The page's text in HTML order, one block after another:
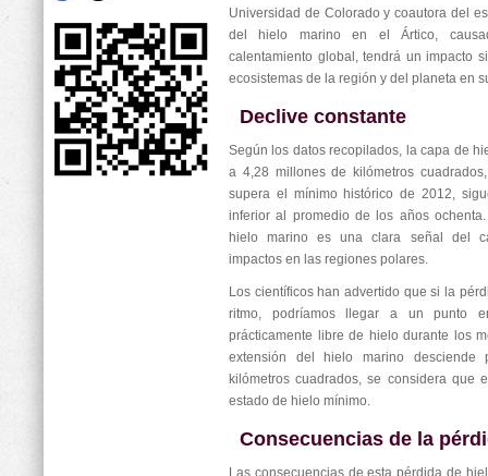
Universidad de Colorado y coautora del
del hielo marino en el Ártico,
calentamiento global, tendrá un impacto
ecosistemas de la región y del planeta en
Declive constante
Según los datos recopilados, la capa de
a 4,28 millones de kilómetros
supera el mínimo histórico de 2012,
inferior al promedio de los años
hielo marino es una clara señal del
impactos en las regiones polares.
Los científicos han advertido que si la
ritmo, podríamos llegar a un
prácticamente libre de hielo durante los
extensión del hielo marino
kilómetros cuadrados, se considera que
estado de hielo mínimo.
Consecuencias de la
Las consecuencias de esta pérdida de